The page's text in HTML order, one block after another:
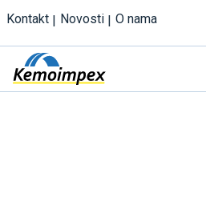
Kontakt Novosti O nama